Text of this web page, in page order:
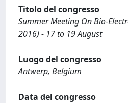
Titolo del congresso
Summer Meeting On Bio-
2016) - 17 to 19 August
Luogo del congresso
Antwerp, Belgium
Data del congresso